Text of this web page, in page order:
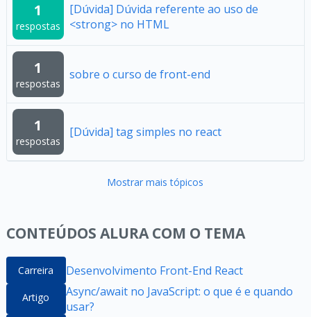
1
respostas
[Dúvida] Dúvida referente ao uso de
<strong> no HTML
1
respostas
sobre o curso de front-end
1
respostas
[Dúvida] tag simples no react
Mostrar mais tópicos
CONTEÚDOS ALURA COM O TEMA
Carreira Desenvolvimento Front-End React
Artigo
Async/await no JavaScript: o que é e quando
usar?